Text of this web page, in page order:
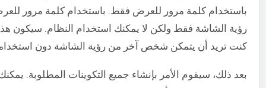
باستخدام كلمة مرور للعرض فقط. باستخدام كلمة مرور
رؤية الشاشة فقط ولكن لا يمكنك استخدام النظام. سيكون هذا
كنت تريد أن يتمكن شخص آخر من رؤية الشاشة دون
بعد ذلك، سيقوم الأمر بإنشاء جميع التكوينات المطلوبة.